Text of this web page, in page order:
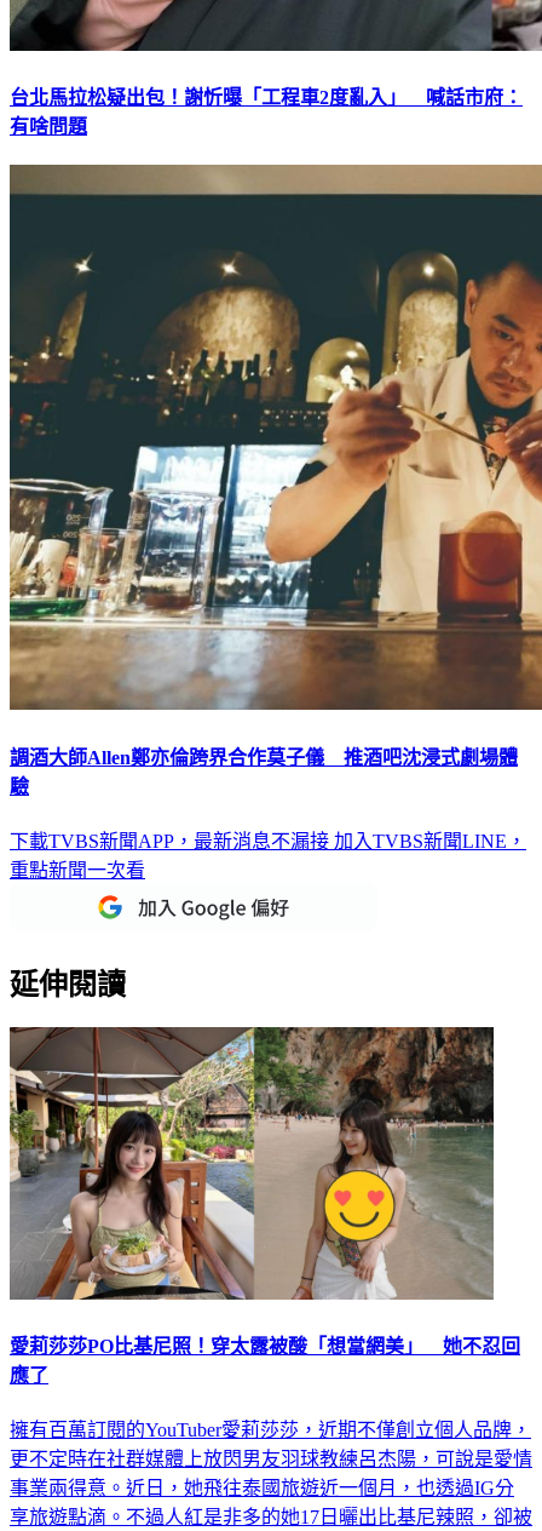
台北馬拉松疑出包！謝忻曝「工程車2度亂入」 喊話市府：
有啥問題
調酒大師Allen鄭亦倫跨界合作莫子儀 推酒吧沈浸式劇場體
驗
下載TVBS新聞APP，最新消息不漏接 加入TVBS新聞LINE，
重點新聞一次看
延伸閱讀
愛莉莎莎PO比基尼照！穿太露被酸「想當網美」 她不忍回
應了
擁有百萬訂閱的YouTuber愛莉莎莎，近期不僅創立個人品牌，
更不定時在社群媒體上放閃男友羽球教練呂杰陽，可說是愛情
事業兩得意。近日，她飛往泰國旅遊近一個月，也透過IG分
享旅遊點滴。不過人紅是非多的她17日曬出比基尼辣照，卻被